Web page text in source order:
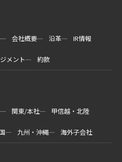
会社概要 沿革 IR情報
メント 約款
関東/本社 甲信越・北陸
九州・沖縄 海外子会社